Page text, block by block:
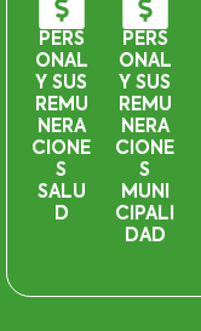
PERS
ONAL
Y SUS
REMU
NERA
CIONE
S
SALU
D
PERS
ONAL
Y SUS
REMU
NERA
CIONE
S
MUNI
CIPALI
DAD